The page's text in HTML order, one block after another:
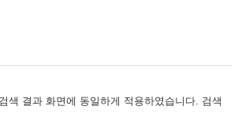
색 결과 화면에 동일하게 적용하였습니다. 검색